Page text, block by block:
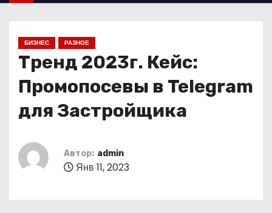
БИЗНЕС РАЗНОЕ
Тренд 2023г. Кейс:
Промопосевы в Telegram
для Застройщика
Автор: admin
Янв 11, 2023